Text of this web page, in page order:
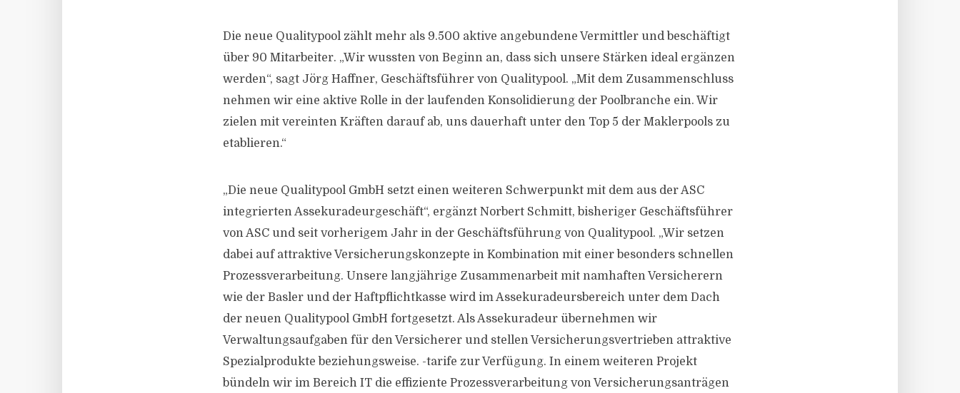
Die neue Qualitypool zählt mehr als 9.500 aktive angebundene Vermittler und beschäftigt
über 90 Mitarbeiter. „Wir wussten von Beginn an, dass sich unsere Stärken ideal ergänzen
werden“, sagt Jörg Haffner, Geschäftsführer von Qualitypool. „Mit dem Zusammenschluss
nehmen wir eine aktive Rolle in der laufenden Konsolidierung der Poolbranche ein. Wir
zielen mit vereinten Kräften darauf ab, uns dauerhaft unter den Top 5 der Maklerpools zu
etablieren.“
„Die neue Qualitypool GmbH setzt einen weiteren Schwerpunkt mit dem aus der ASC
integrierten Assekuradeurgeschäft“, ergänzt Norbert Schmitt, bisheriger Geschäftsführer
von ASC und seit vorherigem Jahr in der Geschäftsführung von Qualitypool. „Wir setzen
dabei auf attraktive Versicherungskonzepte in Kombination mit einer besonders schnellen
Prozessverarbeitung. Unsere langjährige Zusammenarbeit mit namhaften Versicherern
wie der Basler und der Haftpflichtkasse wird im Assekuradeursbereich unter dem Dach
der neuen Qualitypool GmbH fortgesetzt. Als Assekuradeur übernehmen wir
Verwaltungsaufgaben für den Versicherer und stellen Versicherungsvertrieben attraktive
Spezialprodukte beziehungsweise. -tarife zur Verfügung. In einem weiteren Projekt
bündeln wir im Bereich IT die effiziente Prozessverarbeitung von Versicherungsanträgen